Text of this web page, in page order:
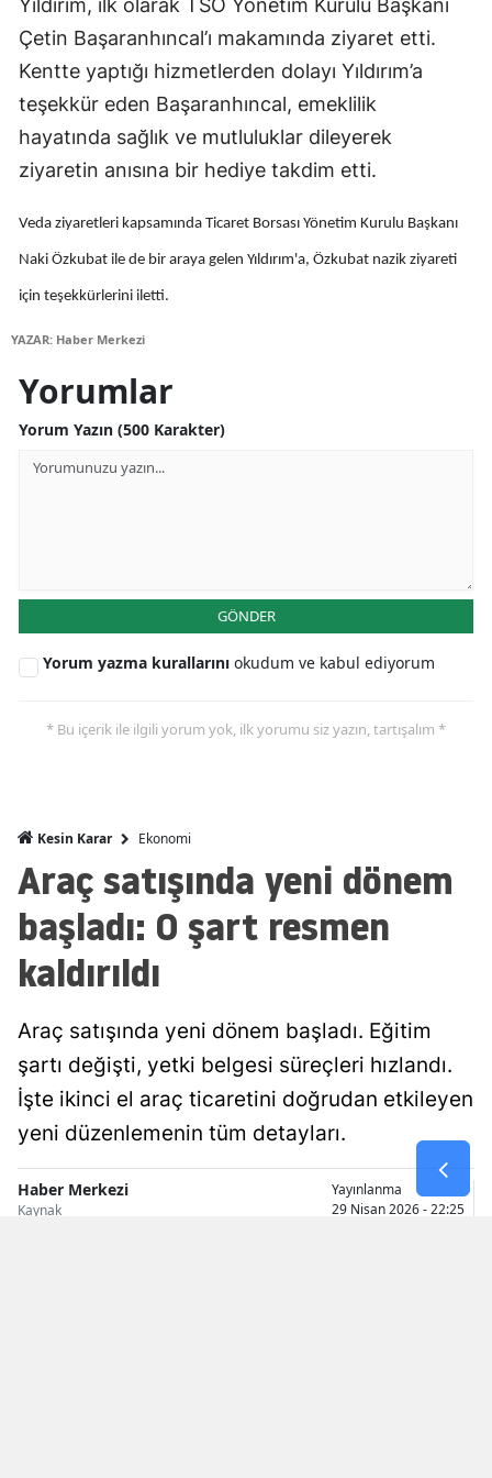
Edirne
Elazığ
Erzincan
Erzurum
Gaziantep
Kars
Kocaeli
Konya
Malatya
Manisa
Kahramanmaraş
Muğla
Yıldırım, ilk olarak TSO Yönetim Kurulu Başkanı
Çetin Başaranhıncal’ı makamında ziyaret etti.
Kentte yaptığı hizmetlerden dolayı Yıldırım’a
teşekkür eden Başaranhıncal, emeklilik
hayatında sağlık ve mutluluklar dileyerek
ziyaretin anısına bir hediye takdim etti.
Veda ziyaretleri kapsamında Ticaret Borsası Yönetim Kurulu Başkanı
Naki Özkubat ile de bir araya gelen Yıldırım'a, Özkubat nazik ziyareti
için teşekkürlerini iletti.
YAZAR: Haber Merkezi
Yorumlar
Yorum Yazın (500 Karakter)
GÖNDER
Yorum yazma kurallarını okudum ve kabul ediyorum
* Bu içerik ile ilgili yorum yok, ilk yorumu siz yazın, tartışalım *
Kesin Karar Ekonomi
Araç satışında yeni dönem
başladı: O şart resmen
kaldırıldı
Araç satışında yeni dönem başladı. Eğitim
şartı değişti, yetki belgesi süreçleri hızlandı.
İşte ikinci el araç ticaretini doğrudan etkileyen
yeni düzenlemenin tüm detayları.
Haber Merkezi
Kaynak
Yayınlanma
29 Nisan 2026 - 22:25